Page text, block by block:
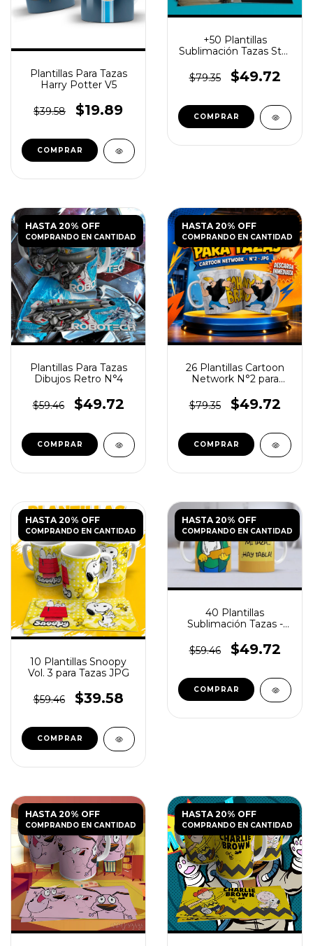
Plantillas Para Tazas
Harry Potter V5
$39.58 $19.89
+50 Plantillas
Sublimación Tazas Star
$79.35
$49.72
HASTA 20% OFF
COMPRANDO EN CANTIDAD
Plantillas Para Tazas
Dibujos Retro N°4
$59.46 $49.72
HASTA 20% OFF
COMPRANDO EN CANTIDAD
26 Plantillas Cartoon
Network N°2 para
$79.35
$49.72
HASTA 20% OFF
COMPRANDO EN CANTIDAD
10 Plantillas Snoopy
Vol. 3 para Tazas JPG
$59.46 $39.58
HASTA 20% OFF
COMPRANDO EN CANTIDAD
40 Plantillas
Sublimación Tazas -
$59.46
$49.72
HASTA 20% OFF
COMPRANDO EN CANTIDAD
HASTA 20% OFF
COMPRANDO EN CANTIDAD